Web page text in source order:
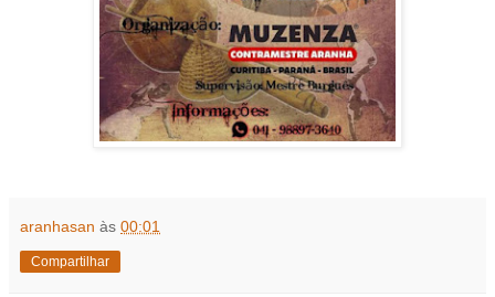
aranhasan às 00:01
Compartilhar